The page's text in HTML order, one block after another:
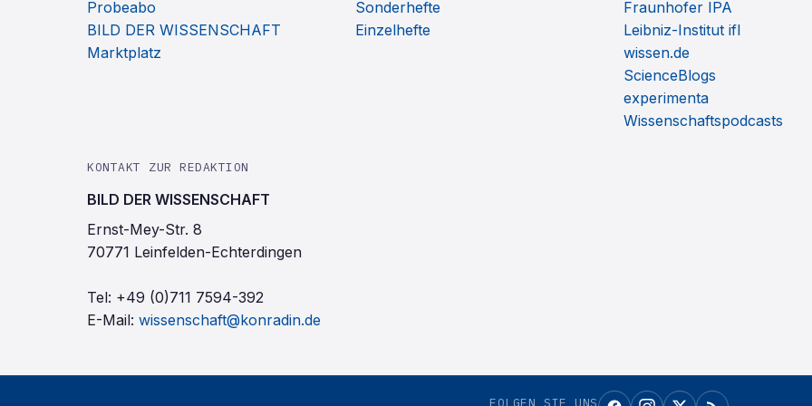
Probeabo
BILD DER WISSENSCHAFT
Marktplatz
Sonderhefte
Einzelhefte
Fraunhofer IPA
Leibniz-Institut ifl
wissen.de
ScienceBlogs
experimenta
Wissenschaftspodcasts
KONTAKT ZUR REDAKTION
BILD DER WISSENSCHAFT
Ernst-Mey-Str. 8
70771 Leinfelden-Echterdingen
Tel: +49 (0)711 7594-392
E-Mail: wissenschaft@konradin.de
FOLGEN SIE UNS